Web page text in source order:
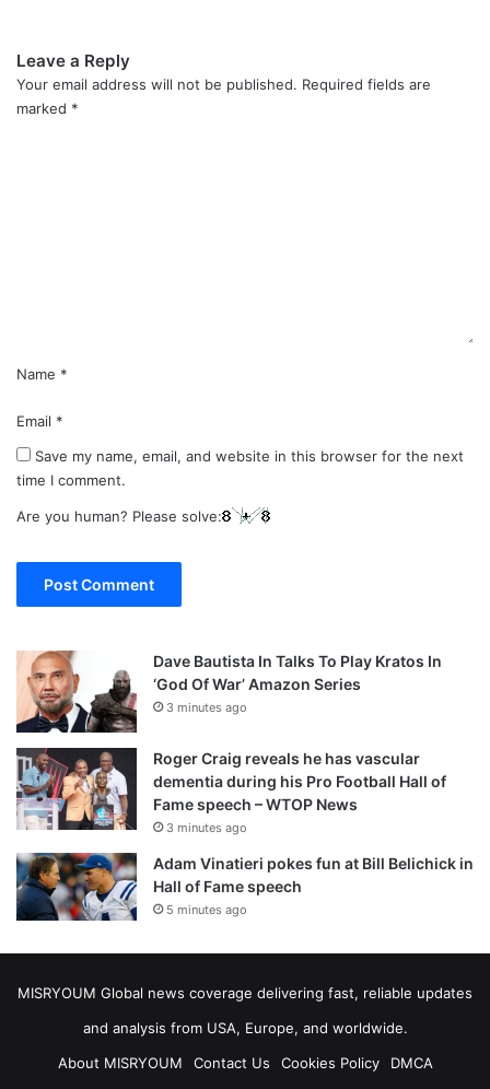
Leave a Reply
Your email address will not be published. Required fields are
marked *
Name *
Email *
Save my name, email, and website in this browser for the next
time I comment.
Are you human? Please solve:
Dave Bautista In Talks To Play Kratos In
‘God Of War’ Amazon Series
3 minutes ago
Roger Craig reveals he has vascular
dementia during his Pro Football Hall of
Fame speech – WTOP News
3 minutes ago
Adam Vinatieri pokes fun at Bill Belichick in
Hall of Fame speech
5 minutes ago
MISRYOUM Global news coverage delivering fast, reliable updates
and analysis from USA, Europe, and worldwide.
About MISRYOUM
Contact Us Cookies Policy DMCA